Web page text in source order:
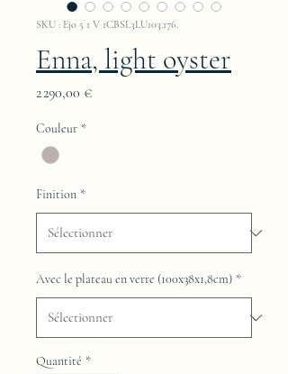
SKU : Ejo 5 1 V 1CBSL3LU103.176.
Enna, light oyster
2 290,00 €Prix
Couleur *
Finition *
Avec le plateau en verre (100x38x1,8cm) *
Quantité *